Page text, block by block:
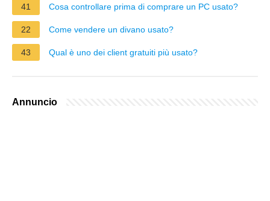
41 Cosa controllare prima di comprare un PC usato?
22 Come vendere un divano usato?
43 Qual è uno dei client gratuiti più usato?
Annuncio